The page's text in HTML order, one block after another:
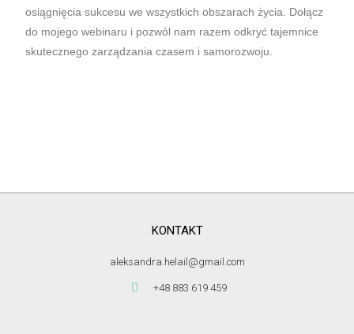
osiągnięcia sukcesu we wszystkich obszarach życia. Dołącz
do mojego webinaru i pozwól nam razem odkryć tajemnice
skutecznego zarządzania czasem i samorozwoju.
KONTAKT
aleksandra.helail@gmail.com
+48 883 619 459